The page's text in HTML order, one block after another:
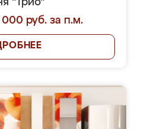
"Трио"
руб. за п.м.